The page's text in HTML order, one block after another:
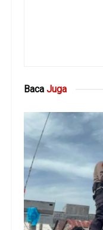
Baca Juga